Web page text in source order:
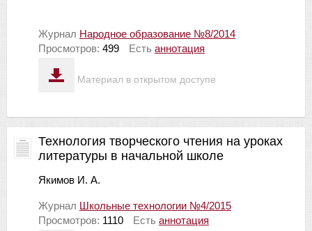
Материал в открытом доступе
Журнал Народное образование №8/2014
Просмотров: 499 Есть аннотация
Технология творческого чтения на уроках
литературы в начальной школе
Якимов И. А.
Журнал Школьные технологии №4/2015
Просмотров: 1110 Есть аннотация